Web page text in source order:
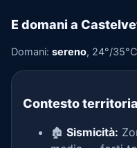
E domani a
Domani: sereno, 24°/
Contesto
🏚️ Sismicità: